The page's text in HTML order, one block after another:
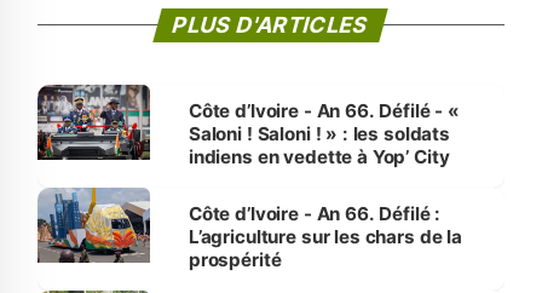
PLUS D'ARTICLES
Côte d’Ivoire - An 66. Défilé - «
Saloni ! Saloni ! » : les soldats
indiens en vedette à Yop’ City
Côte d’Ivoire - An 66. Défilé :
L’agriculture sur les chars de la
prospérité